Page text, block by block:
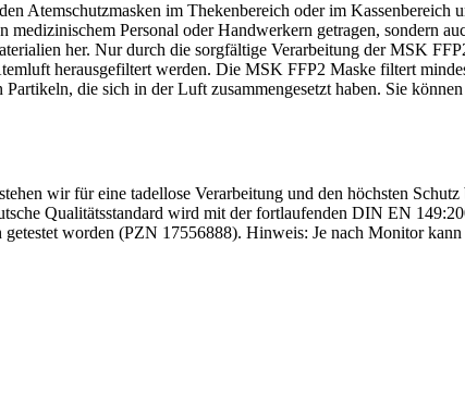
Atemschutzmasken im Thekenbereich oder im Kassenbereich
Personal oder Handwerkern getragen, sondern
her. Nur durch die sorgfältige Verarbeitung der MSK
herausgefiltert werden. Die MSK FFP2 Maske filtert
die sich in der Luft zusammengesetzt haben. Sie
wir für eine tadellose Verarbeitung und den höchsten Schutz
Qualitätsstandard wird mit der fortlaufenden DIN EN
worden (PZN 17556888). Hinweis: Je nach Monitor